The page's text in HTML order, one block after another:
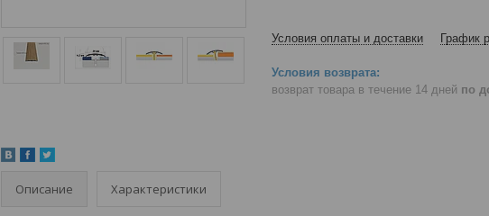
Условия оплаты и доставки График
возврат товара в течение 14 дней по
Описание Характеристики